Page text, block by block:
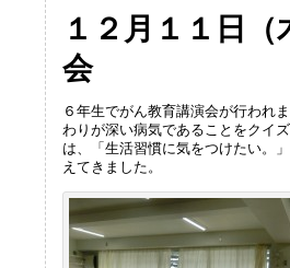
１２月１１日
会
６年生でがん教育講演会が行われ
わりが深い病気であることをクイ
は、「生活習慣に気をつけたい。
えてきました。